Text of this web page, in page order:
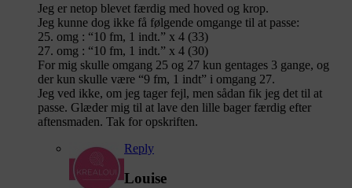
Jeg er netop blevet færdig med hoved og krop.
Jeg kunne dog ikke få følgende omgange til at passe:
25. omg : “10 fm, 1 indt.” x 4 (33)
27. omg : “10 fm, 1 indt.” x 4 (30)
For mig skulle omgang 25 og 27 kun gentages 3 gange, og
der kun skulle være “9 fm, 1 indt” i omgang 27.
Jeg ved ikke, om jeg tager fejl, men sådan fik jeg det til at
passe. Glæder mig til at lave den lille bager færdig efter
aftensmaden. Tak for opskriften.
Reply
Louise